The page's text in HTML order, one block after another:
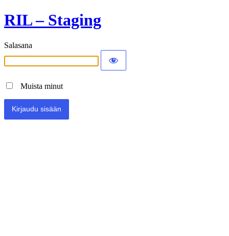
RIL – Staging
Salasana
Muista minut